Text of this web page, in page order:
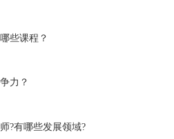
些课程？
力？
?有哪些发展领域?